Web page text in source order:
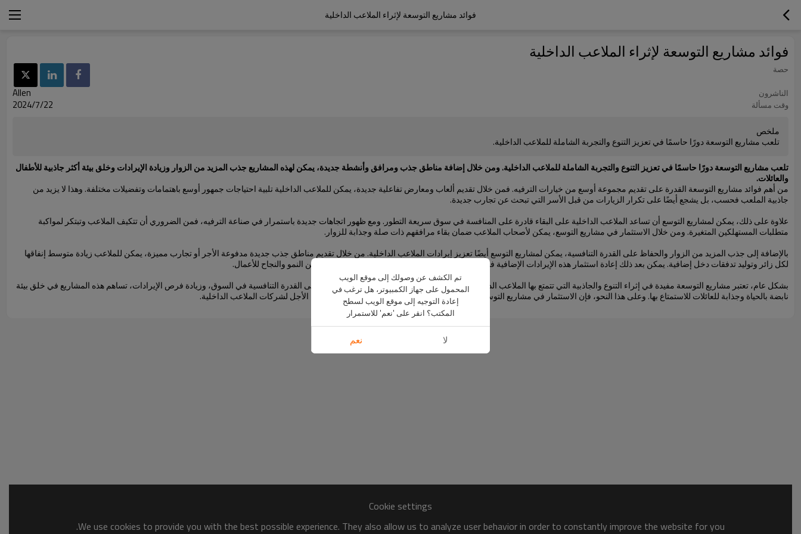
فوائد مشاريع التوسعة لإثراء الملاعب الداخلية
فوائد مشاريع التوسعة لإثراء الملاعب الداخلية
حصة
الناشرون
Allen
وقت مسألة 2024/7/22
ملخص
تلعب مشاريع التوسعة دورًا حاسمًا في تعزيز التنوع والتجربة الشاملة للملاعب الداخلية.
تلعب مشاريع التوسعة دورًا حاسمًا في تعزيز التنوع والتجربة الشاملة للملاعب الداخلية. ومن خلال إضافة مناطق جذب ومرافق وأنشطة جديدة، يمكن لهذه المشاريع جذب المزيد من الزوار وزيادة الإيرادات وخلق بيئة أكثر جاذبية للأطفال
والعائلات.
من أهم فوائد مشاريع التوسعة القدرة على تقديم مجموعة أوسع من خيارات الترفيه. فمن خلال تقديم ألعاب ومعارض تفاعلية جديدة، يمكن للملاعب الداخلية تلبية احتياجات جمهور أوسع باهتمامات وتفضيلات مختلفة. وهذا لا يزيد من
جاذبية الملعب فحسب، بل يشجع أيضًا على تكرار الزيارات من قبل الأسر التي تبحث عن تجارب جديدة.
علاوة على ذلك، يمكن لمشاريع التوسع أن تساعد الملاعب الداخلية على البقاء قادرة على المنافسة في سوق سريعة التطور. ومع ظهور اتجاهات جديدة باستمرار في صناعة الترفيه، فمن الضروري أن تتكيف الملاعب وتبتكر لمواكبة
متطلبات المستهلكين المتغيرة. ومن خلال الاستثمار في مشاريع التوسع، يمكن لأصحاب الملاعب ضمان بقاء مرافقهم ذات صلة وجذابة للزوار.
بالإضافة إلى جذب المزيد من الزوار والحفاظ على القدرة التنافسية، يمكن لمشاريع التوسع أيضًا تعزيز إيرادات الملاعب الداخلية. من خلال تقديم مناطق جذب جديدة مدفوعة الأجر أو تجارب مميزة، يمكن للملاعب زيادة متوسط إنفاقها
لكل زائر وتوليد تدفقات دخل إضافية. يمكن بعد ذلك إعادة استثمار هذه الإيرادات الإضافية في المزيد من التحسينات والتوسعات، مما يخلق دورة من النمو والنجاح للأعمال.
بشكل عام، تعتبر مشاريع التوسعة مفيدة في إثراء التنوع والجاذبية التي تتمتع بها الملاعب الداخلية. ومن خلال تقديم عوامل جذب جديدة، والبقاء على القدرة التنافسية في السوق، وزيادة فرص الإيرادات، تساهم هذه المشاريع في خلق بيئة
نابضة بالحياة وجذابة للعائلات للاستمتاع بها. وعلى هذا النحو، فإن الاستثمار في مشاريع التوسعة هو قرار استراتيجي يمكن أن يؤدي إلى نجاح طويل الأجل لشركات الملاعب الداخلية.
Cookie settings
We use cookies to provide you with the best possible experience. They also allow us to analyze user behavior in order to constantly improve the website for you.
تم الكشف عن وصولك إلى موقع الويب
المحمول على جهاز الكمبيوتر، هل ترغب في
إعادة التوجيه إلى موقع الويب لسطح
المكتب؟ انقر على 'نعم' للاستمرار
لا نعم